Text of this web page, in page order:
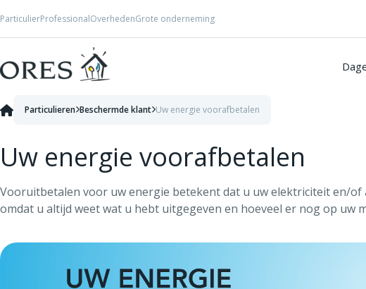
ParticulierProfessionalOverhedenGrote onderneming
Uw energie voorafbetalen
Vooruitbetalen voor uw energie betekent dat u uw elektriciteit en/
omdat u altijd weet wat u hebt uitgegeven en hoeveel er nog op uw
Particulieren Beschermde klant Uw energie voorafbetalen